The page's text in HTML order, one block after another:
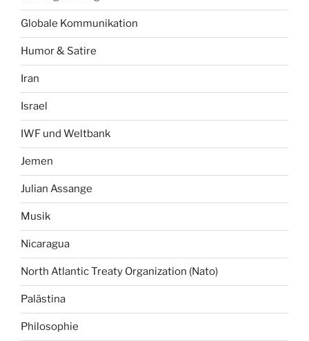
Globale Kommunikation
Humor & Satire
Iran
Israel
IWF und Weltbank
Jemen
Julian Assange
Musik
Nicaragua
North Atlantic Treaty Organization (Nato)
Palästina
Philosophie